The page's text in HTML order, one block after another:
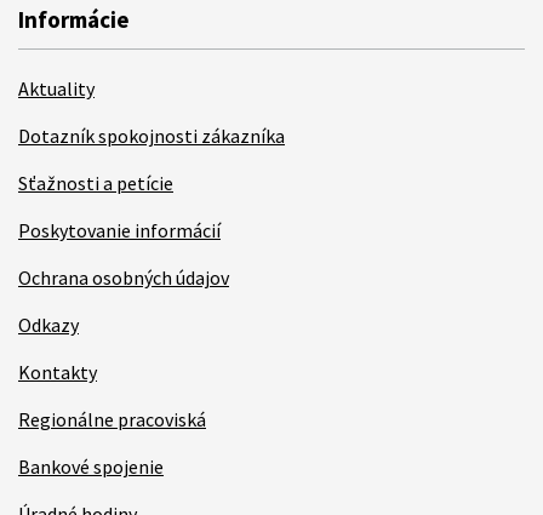
Informácie
Aktuality
Dotazník spokojnosti zákazníka
Sťažnosti a petície
Poskytovanie informácií
Ochrana osobných údajov
Odkazy
Kontakty
Regionálne pracoviská
Bankové spojenie